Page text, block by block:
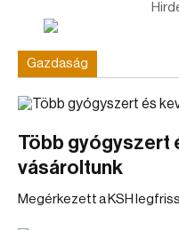
Gazdaság
Több gyógyszert
vásároltunk
Megérkezett a KSH